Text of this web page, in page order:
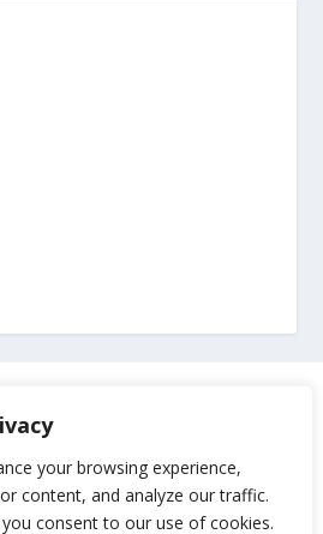
your browsing experience,
content, and analyze our traffic.
consent to our use of cookies.